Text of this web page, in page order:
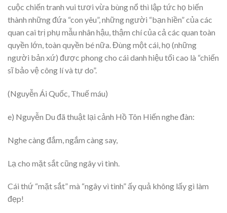
cuộc chiến tranh vui tươi vừa bùng nổ thì lập tức họ biến
thành những đứa “con yêu”, những người “bạn hiền” của các
quan cai trị phụ mẫu nhân hậu, thậm chí của cả các quan toàn
quyền lớn, toàn quyền bé nữa. Đùng một cái, họ (những
người bản xứ) được phong cho cái danh hiệu tối cao là “chiến
sĩ bảo vệ công lí và tự do”.
(Nguyễn Ái Quốc, Thuế máu)
e) Nguyễn Du đã thuật lại cảnh Hồ Tôn Hiến nghe đàn:
Nghe càng đắm, ngắm càng say,
Lạ cho mặt sắt cũng ngây vì tình.
Cái thứ “mặt sắt” mà “ngây vì tình” ấy quả không lấy gì làm
đẹp!